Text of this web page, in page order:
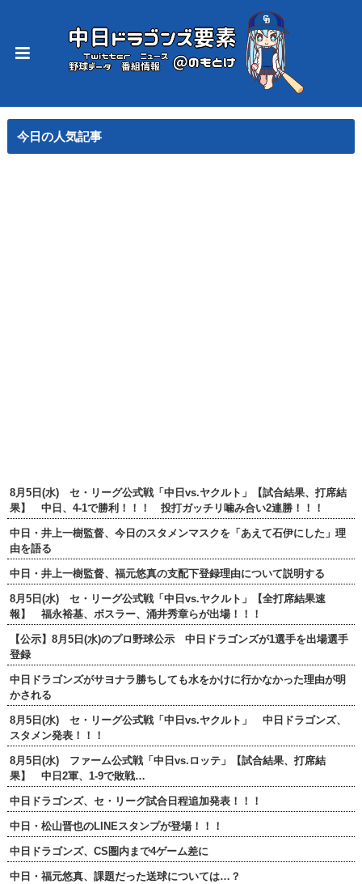
今日の人気記事
8月5日(水) セ・リーグ公式戦「中日vs.ヤクルト」【試合結果、打席結
果】 中日、4-1で勝利！！！ 投打ガッチリ噛み合い2連勝！！！
中日・井上一樹監督、今日のスタメンマスクを「あえて石伊にした」理
由を語る
中日・井上一樹監督、福元悠真の支配下登録理由について説明する
8月5日(水) セ・リーグ公式戦「中日vs.ヤクルト」【全打席結果速
報】 福永裕基、ボスラー、涌井秀章らが出場！！！
【公示】8月5日(水)のプロ野球公示 中日ドラゴンズが1選手を出場選手
登録
中日ドラゴンズがサヨナラ勝ちしても水をかけに行かなかった理由が明
かされる
8月5日(水) セ・リーグ公式戦「中日vs.ヤクルト」 中日ドラゴンズ、
スタメン発表！！！
8月5日(水) ファーム公式戦「中日vs.ロッテ」【試合結果、打席結
果】 中日2軍、1-9で敗戦…
中日ドラゴンズ、セ・リーグ試合日程追加発表！！！
中日・松山晋也のLINEスタンプが登場！！！
中日ドラゴンズ、CS圏内まで4ゲーム差に
中日・福元悠真、課題だった送球については…？